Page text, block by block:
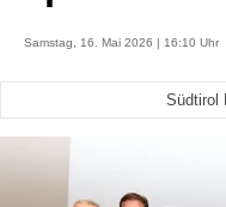
Samstag, 16. Mai 2026 | 16:10 Uhr
Südtirol